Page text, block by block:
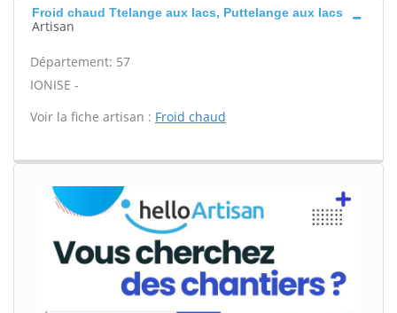
Froid chaud Ttelange aux lacs, Puttelange aux lacs
Artisan
Département: 57
IONISE -
Voir la fiche artisan : Froid chaud